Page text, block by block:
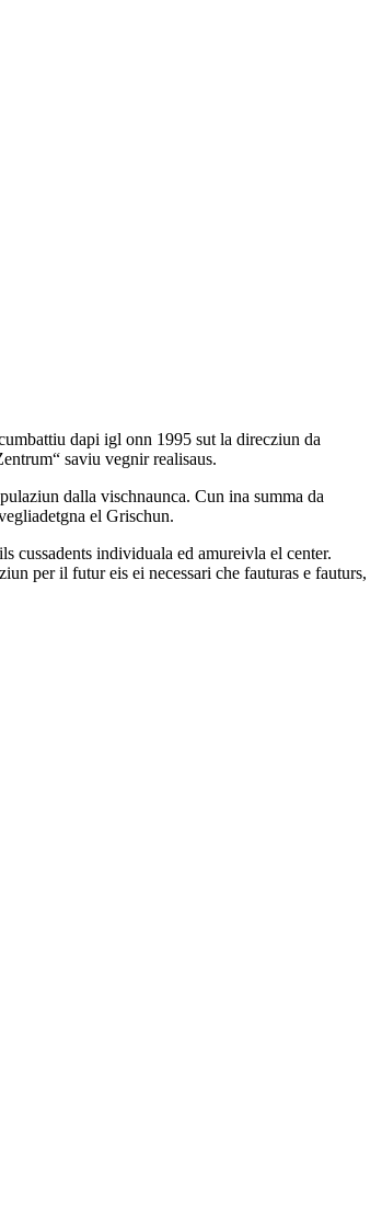
dapi igl onn 1995 sut la direcziun da
saviu vegnir realisaus.
dalla vischnaunca. Cun ina summa da
el Grischun.
cussadents individuala ed amureivla el center.
per il futur eis ei necessari che fauturas e fauturs,